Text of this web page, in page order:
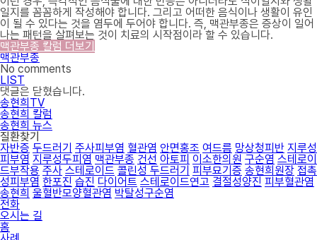
일지를 꼼꼼하게 작성해야 합니다. 그리고 어떠한 음식이나 생활이 유인
이 될 수 있다는 것을 염두에 두어야 합니다. 즉, 맥관부종은 증상이 일어
나는 패턴을 살펴보는 것이 치료의 시작점이라 할 수 있습니다.
맥관부종 칼럼 더보기
맥관부종
No comments
LIST
댓글은 닫혔습니다.
송현희TV
송현희 칼럼
송현희 뉴스
질환찾기
자반증 두드러기 주사피부염 혈관염 안면홍조 여드름 망상청피반 지루성
피부염 지루성두피염 맥관부종 건선 아토피 이소한의원 구순염 스테로이
드부작용 주사 스테로이드 콜린성 두드러기 피부묘기증 송현희원장 접촉
성피부염 한포진 습진 다이어트 스테로이드연고 결절성양진 피부혈관염
송현희 울혈반모양혈관염 박탈성구순염
전화
오시는 길
홈